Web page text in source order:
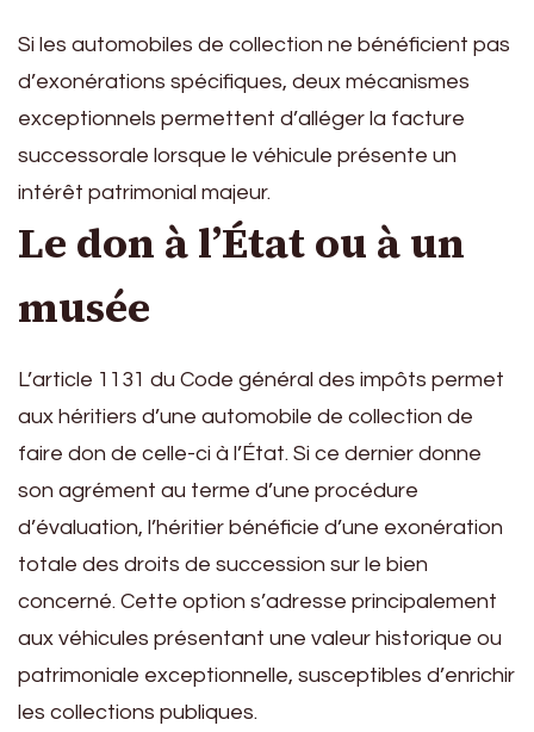
Si les automobiles de collection ne bénéficient pas
d’exonérations spécifiques, deux mécanismes
exceptionnels permettent d’alléger la facture
successorale lorsque le véhicule présente un
intérêt patrimonial majeur.
Le don à l’État ou à un
musée
L’article 1131 du Code général des impôts permet
aux héritiers d’une automobile de collection de
faire don de celle-ci à l’État. Si ce dernier donne
son agrément au terme d’une procédure
d’évaluation, l’héritier bénéficie d’une exonération
totale des droits de succession sur le bien
concerné. Cette option s’adresse principalement
aux véhicules présentant une valeur historique ou
patrimoniale exceptionnelle, susceptibles d’enrichir
les collections publiques.